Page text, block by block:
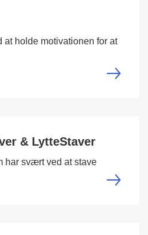
at holde motivationen for at
& LytteStaver
har svært ved at stave